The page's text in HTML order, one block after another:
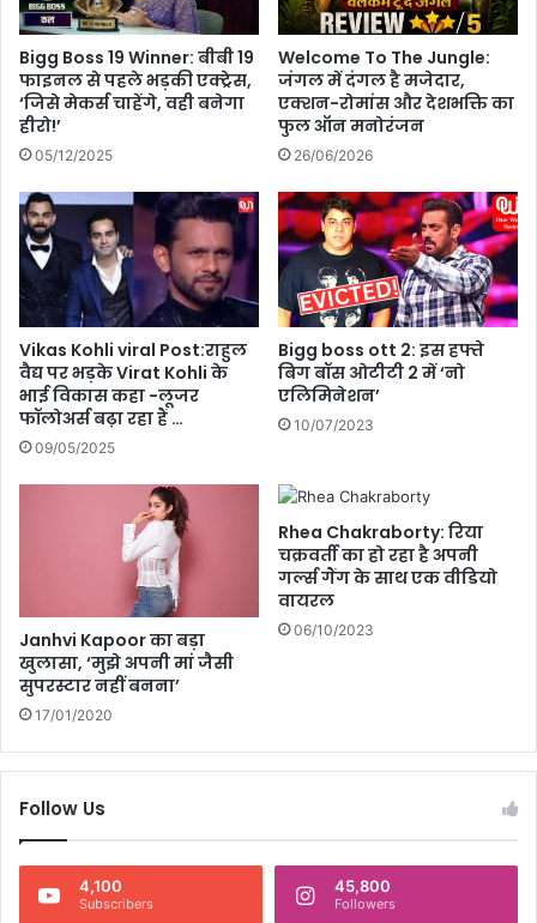
का
खे
ल
!
सो
श
ल
मी
डि
या
कं
प
नि
यों
प
र
भी
हो
2
2
6
:
ख
की
दु
नि
या
को
या
द
क
र
ने
औ
श
ब्दों
में
पि
रो
ने
का
दि
Bigg Boss 19 Winner: बीबी 19
फाइनल से पहले भड़की एक्ट्रेस,
‘जिसे मेकर्स चाहेंगे, वही बनेगा
हीरो!’
05/12/2025
Welcome To The Jungle:
जंगल में दंगल है मजेदार,
एक्शन-रोमांस और देशभक्ति का
फुल ऑन मनोरंजन
26/06/2026
Vikas Kohli viral Post:राहुल
वैद्य पर भड़के Virat Kohli के
भाई विकास कहा -लूजर
फॉलोअर्स बढ़ा रहा हैं …
09/05/2025
Bigg boss ott 2: इस हफ्ते
बिग बॉस ओटीटी 2 में ‘नो
एलिमिनेशन’
10/07/2023
Janhvi Kapoor का बड़ा
खुलासा, ‘मुझे अपनी मां जैसी
सुपरस्टार नहीं बनना’
17/01/2020
Rhea Chakraborty: रिया
चक्रवर्ती का हो रहा है अपनी
गर्ल्स गैंग के साथ एक वीडियो
वायरल
06/10/2023
Follow Us
4,100
Subscribers
45,800
Followers